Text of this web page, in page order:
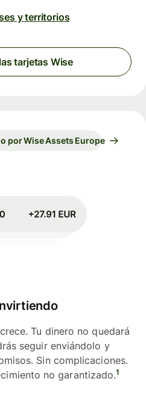
y territorios
tarjetas Wise
por Wise Assets Europe
Tu dinero no quedará
seguir enviándolo y
Sin complicaciones.
no garantizado.1